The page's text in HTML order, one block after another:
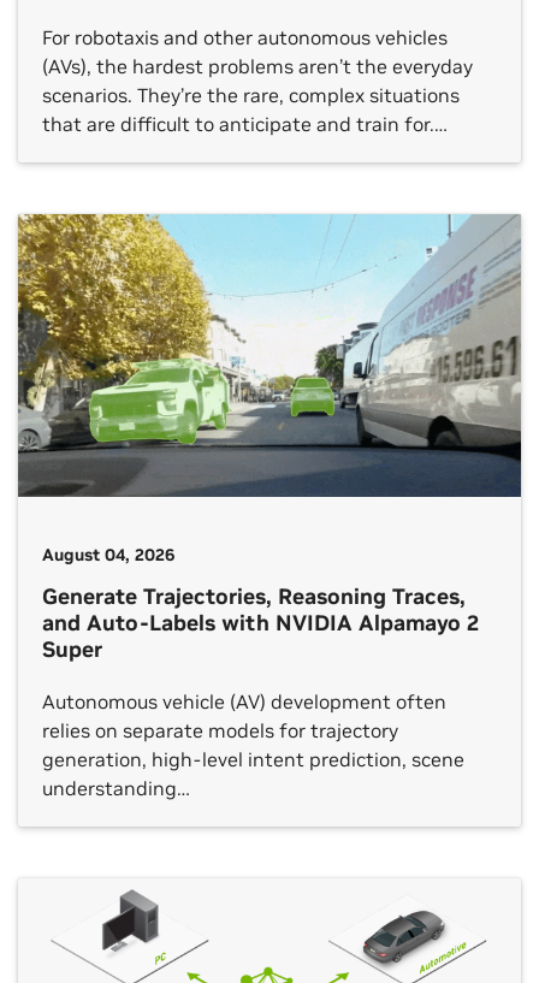
For robotaxis and other autonomous vehicles
(AVs), the hardest problems aren’t the everyday
scenarios. They’re the rare, complex situations
that are difficult to anticipate and train for.
must understand the situation, reason about
cause and effect, choose the right action and […]
August 04, 2026
Generate Trajectories, Reasoning Traces,
and Auto-Labels with NVIDIA Alpamayo 2
Super
Autonomous vehicle (AV) development often
relies on separate models for trajectory
generation, high-level intent prediction, scene
understanding…